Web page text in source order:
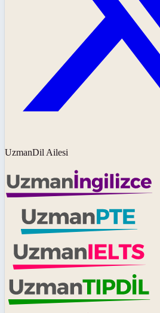
UzmanDil Ailesi